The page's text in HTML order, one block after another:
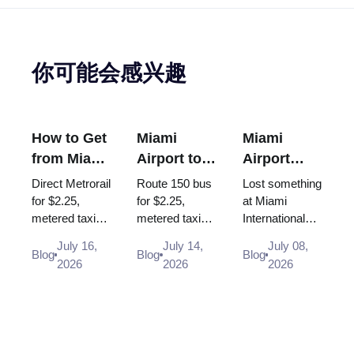
你可能会感兴趣
How to Get
from Miami
Airport to
Brickell
Direct Metrorail
for $2.25,
metered taxi
Uber - every
way from MIA
Blog
July 16,
2026
Miami
Airport to
South
Beach: Bus
150, Taxi,
Uber (2026
Guide)
Route 150 bus
for $2.25,
metered taxi
$35 flat rate is
gone) or Uber -
Blog
July 14,
2026
Miami
Airport
Lost and
Found:
How to
Report a
Lost Item
Lost something
at Miami
International
is exactly
where and how
Blog
July 08,
2026